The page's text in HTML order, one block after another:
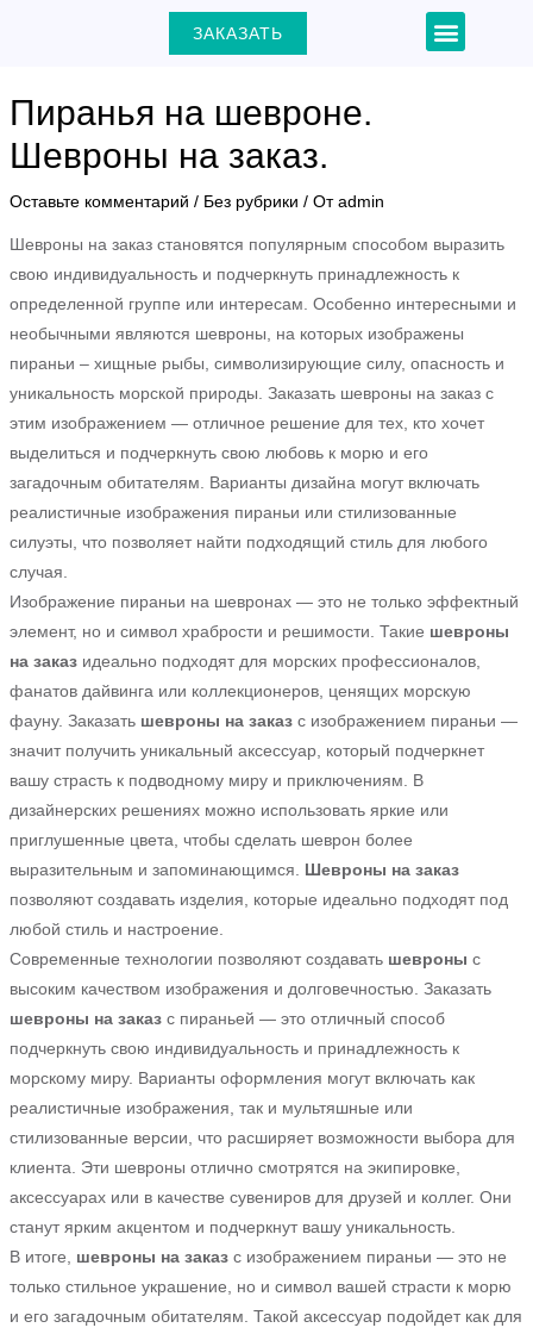
ЗАКАЗАТЬ Menu
Пиранья на шевроне.
Шевроны на заказ.
Оставьте комментарий / Без рубрики / Отadmin
Шевроны на заказ становятся популярным способом выразить
свою индивидуальность и подчеркнуть принадлежность к
определенной группе или интересам. Особенно интересными и
необычными являются шевроны, на которых изображены
пираньи – хищные рыбы, символизирующие силу, опасность и
уникальность морской природы. Заказать шевроны на заказ с
этим изображением — отличное решение для тех, кто хочет
выделиться и подчеркнуть свою любовь к морю и его
загадочным обитателям. Варианты дизайна могут включать
реалистичные изображения пираньи или стилизованные
силуэты, что позволяет найти подходящий стиль для любого
случая.
Изображение пираньи на шевронах — это не только эффектный
элемент, но и символ храбрости и решимости. Такие шевроны
на заказ идеально подходят для морских профессионалов,
фанатов дайвинга или коллекционеров, ценящих морскую
фауну. Заказать шевроны на заказс изображением пираньи —
значит получить уникальный аксессуар, который подчеркнет
вашу страсть к подводному миру и приключениям. В
дизайнерских решениях можно использовать яркие или
приглушенные цвета, чтобы сделать шеврон более
выразительным и запоминающимся. Шевроны на заказ
позволяют создавать изделия, которые идеально подходят под
любой стиль и настроение.
Современные технологии позволяют создавать шевроны с
высоким качеством изображения и долговечностью. Заказать
шевроны на заказс пираньей — это отличный способ
подчеркнуть свою индивидуальность и принадлежность к
морскому миру. Варианты оформления могут включать как
реалистичные изображения, так и мультяшные или
стилизованные версии, что расширяет возможности выбора для
клиента. Эти шевроны отлично смотрятся на экипировке,
аксессуарах или в качестве сувениров для друзей и коллег. Они
станут ярким акцентом и подчеркнут вашу уникальность.
В итоге, шевроны на заказс изображением пираньи — это не
только стильное украшение, но и символ вашей страсти к морю
и его загадочным обитателям. Такой аксессуар подойдет как для